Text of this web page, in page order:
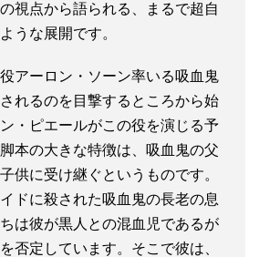
視点から語られる、まるで超自
うな展開です。
アーロン・ソーン率いる吸血鬼
れるのを目撃するところから始
・ピエールがこの役を演じる予
本の大きな特徴は、吸血鬼の父
供に受け継ぐというものです。
ドに殺された吸血鬼の長老の息
は彼が黒人との混血児であるが
否定しています。そこで彼は、